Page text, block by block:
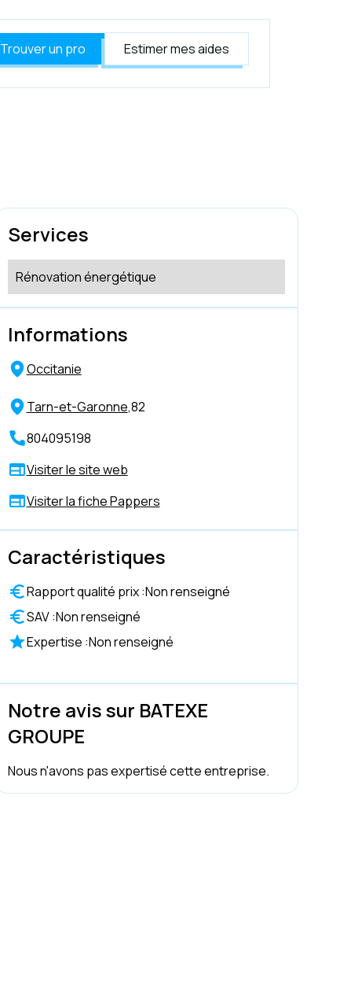
Trouver un pro Estimer mes aides
Services
Rénovation énergétique
Informations
Occitanie
Tarn-et-Garonne,82
804095198
Visiter le site web
Visiter la fiche Pappers
Caractéristiques
Rapport qualité prix :Non renseigné
SAV :Non renseigné
Expertise :Non renseigné
Notre avis sur BATEXE
GROUPE
Nous n'avons pas expertisé cette entreprise.